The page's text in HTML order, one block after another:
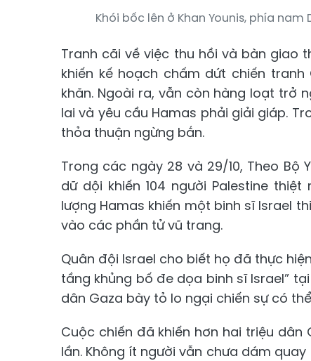
Khói bốc lên ở Khan Younis, phía nam
Tranh cãi về việc thu hồi và bàn giao
khiến kế hoạch chấm dứt chiến
khăn. Ngoài ra, vẫn còn hàng loạt trở
lai và yêu cầu Hamas phải giải giáp.
thỏa thuận ngừng bắn.
Trong các ngày 28 và 29/10, Theo Bộ
dữ dội khiến 104 người Palestine
lượng Hamas khiến một binh sĩ Israel
vào các phần tử vũ trang.
Quân đội Israel cho biết họ đã thực
tầng khủng bố đe dọa binh sĩ Israel”
dân Gaza bày tỏ lo ngại chiến sự có
Cuộc chiến đã khiến hơn hai triệu
lần. Không ít người vẫn chưa dám